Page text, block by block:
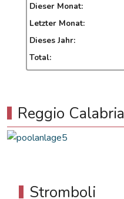
Dieser Monat:
Letzter Monat:
Dieses Jahr:
Total:
Reggio Calabria
Stromboli